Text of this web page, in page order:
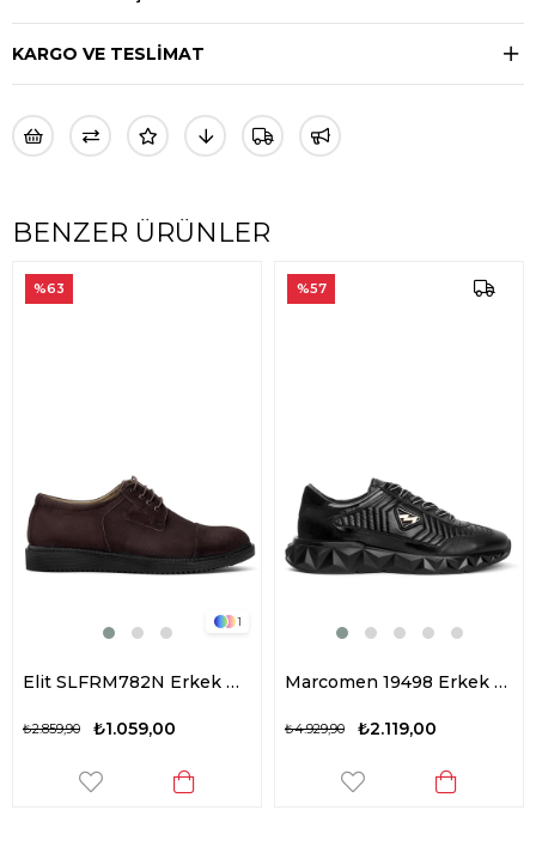
KARGO VE TESLİMAT
BENZER ÜRÜNLER
1
Elit SLFRM782N Erkek Hakiki Deri Casual Ayakkabı Kahverengi
₺1.059,00
₺2.859,90
%63
Marcomen 19498 Erkek Hakiki Deri Casual Ayakkabı Siyah
₺2.119,00
₺4.929,90
%57